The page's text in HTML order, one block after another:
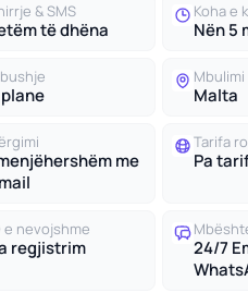
& SMS
të dhëna
Koha e
Nën 5
Mbulimi
Malta
me
Tarifa
Pa
e nevojshme
regjistrim
24/7